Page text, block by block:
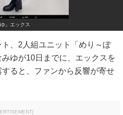
」エックス
、2人組ユニット「めり～ぽ
ゆが10日までに、エックスを
ると、ファンから反響が寄せ